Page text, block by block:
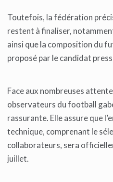
Toutefois, la fédération
restent à finaliser,
ainsi que la composition du
proposé par le candidat
Face aux nombreuses
observateurs du football
rassurante. Elle assure que
technique, comprenant le
collaborateurs, sera
juillet.